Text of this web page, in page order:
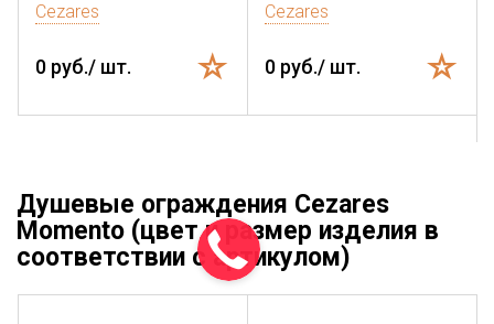
Cezares
0 руб./ шт.
Cezares
0 руб./ шт.
Душевые ограждения Cezares
Momento (цвет и размер изделия в
соответствии с артикулом)